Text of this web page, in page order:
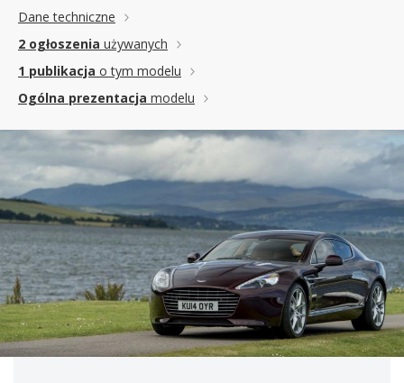
Dane techniczne
2 ogłoszenia używanych
1 publikacja o tym modelu
Ogólna prezentacja modelu